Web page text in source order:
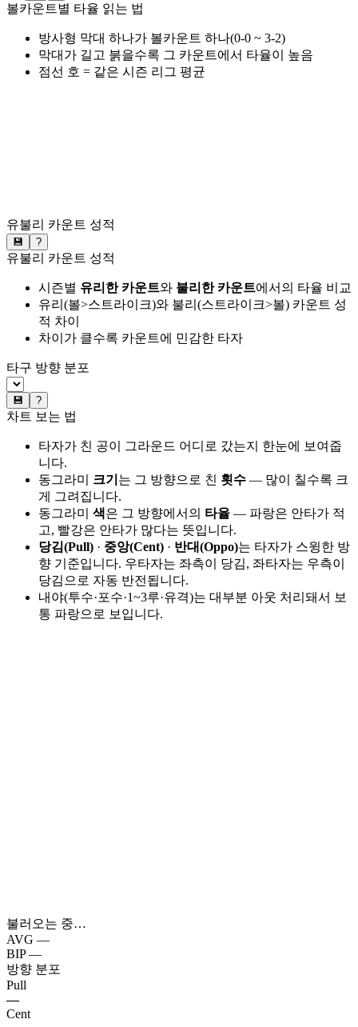
볼카운트별 타율 읽는 법
방사형 막대 하나가 볼카운트 하나(0-0 ~ 3-2)
막대가 길고 붉을수록 그 카운트에서 타율이 높음
점선 호 = 같은 시즌 리그 평균
유불리 카운트 성적
💾 ?
유불리 카운트 성적
시즌별 유리한 카운트와 불리한 카운트에서의 타율 비교
유리(볼>스트라이크)와 불리(스트라이크>볼) 카운트 성
적 차이
차이가 클수록 카운트에 민감한 타자
타구 방향 분포
💾 ?
차트 보는 법
타자가 친 공이 그라운드 어디로 갔는지 한눈에 보여줍
니다.
동그라미 크기 는 그 방향으로 친 횟수 — 많이 칠수록 크
게 그려집니다.
동그라미 색은 그 방향에서의 타율 — 파랑은 안타가 적
고, 빨강은 안타가 많다는 뜻입니다.
당김(Pull) · 중앙(Cent) · 반대(Oppo)는 타자가 스윙한 방
향 기준입니다. 우타자는 좌측이 당김, 좌타자는 우측이
당김으로 자동 반전됩니다.
내야(투수·포수·1~3루·유격)는 대부분 아웃 처리돼서 보
통 파랑으로 보입니다.
불러오는 중…
AVG —
BIP —
방향 분포
Pull
—
Cent